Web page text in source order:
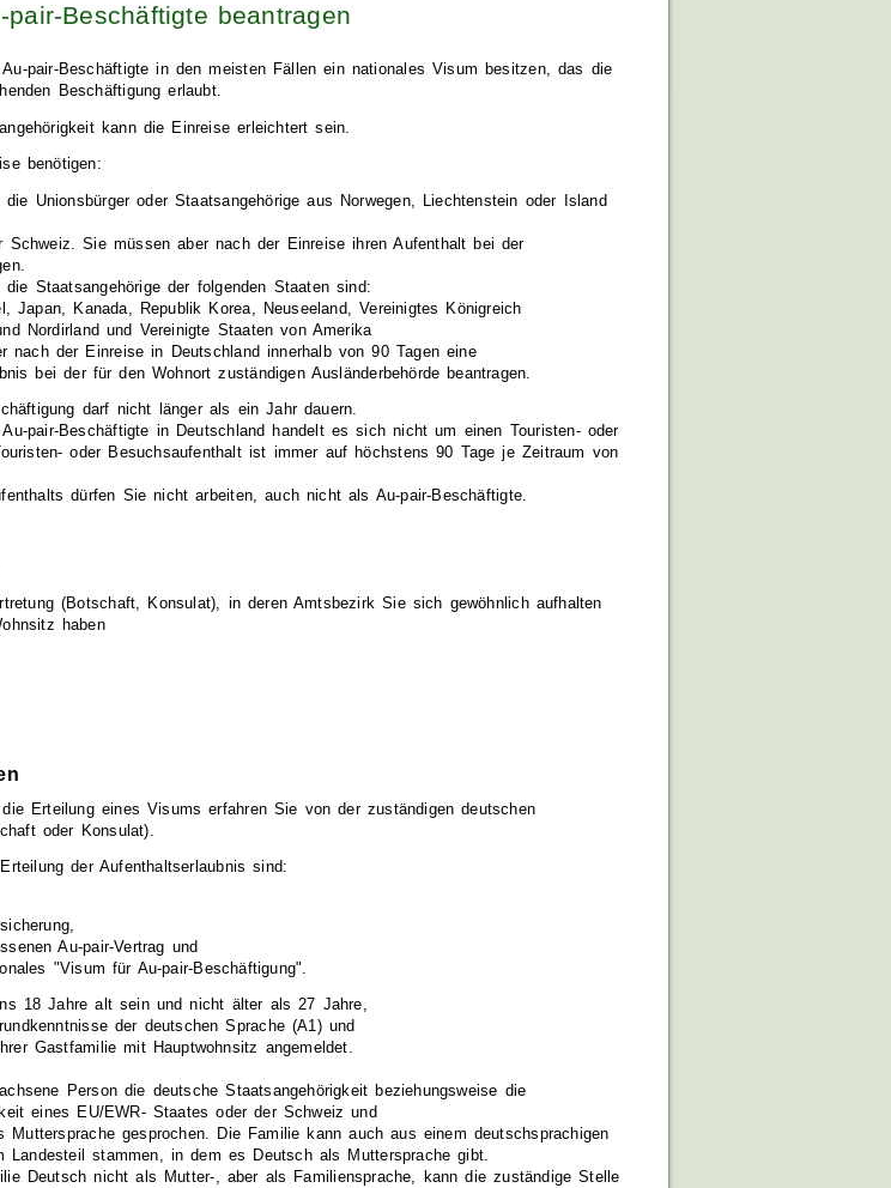
pair-Beschäftigte beantragen
pair-Beschäftigte in den meisten Fällen ein nationales Visum besitzen, das die
Beschäftigung erlaubt.
kann die Einreise erleichtert sein.
benötigen:
die Unionsbürger oder Staatsangehörige aus Norwegen, Liechtenstein oder Island
Schweiz.Sie müssen aber nach der Einreise ihren Aufenthalt bei der
die Staatsangehörige der folgenden Staaten sind:
Japan, Kanada, Republik Korea, Neuseeland, Vereinigtes Königreich
Nordirland und Vereinigte Staaten von Amerika
nach der Einreise in Deutschland innerhalb von 90 Tagen eine
bei der für den Wohnort zuständigen Ausländerbehörde beantragen.
darf nicht länger als ein Jahr dauern.
pair-Beschäftigte in Deutschland handelt es sich nicht um einen Touristen- oder
oder Besuchsaufenthalt ist immer auf höchstens 90 Tage je Zeitraum von
dürfen Sie nicht arbeiten, auch nicht als Au-pair-Beschäftigte.
(Botschaft, Konsulat), in deren Amtsbezirk Sie sich gewöhnlich aufhalten
haben
Erteilung eines Visums erfahren Sie von der zuständigen deutschen
oder Konsulat).
der Aufenthaltserlaubnis sind:
Au-pair-Vertrag und
"Visum für Au-pair-Beschäftigung".
18 Jahre alt sein und nicht älter als 27 Jahre,
der deutschen Sprache (A1) und
Gastfamilie mit Hauptwohnsitz angemeldet.
Person die deutsche Staatsangehörigkeit beziehungsweise die
eines EU/EWR- Staates oder der Schweiz und
Muttersprache gesprochen. Die Familie kann auch aus einem deutschsprachigen
Landesteil stammen, in dem es Deutsch als Muttersprache gibt.
Deutsch nicht als Mutter-, aber als Familiensprache, kann die zuständige Stelle